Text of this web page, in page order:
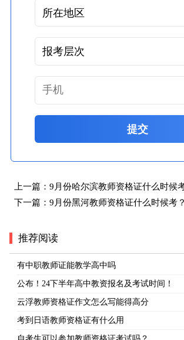
提交
上一篇： 9月份哈尔滨教师资格证什么时候
下一篇： 9月份黑河教师资格证什么时候考？
推荐阅读
有中职教师证能教学高中吗
公布！24下半年高中教资报名及考试时间！
云浮教师资格证作文怎么写能得高分
考到日语教师资格证有什么用